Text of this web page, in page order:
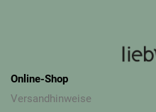
Online-Shop
Versandhinweise